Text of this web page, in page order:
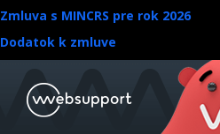
Zmluva s MINCRS pre rok 2026
Dodatok k zmluve